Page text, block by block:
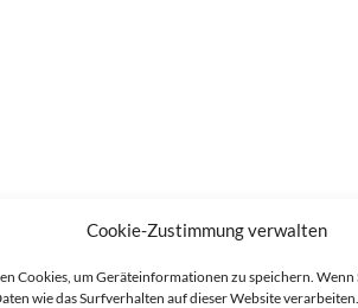
Cookie-Zustimmung verwalten
Cookies, um Geräteinformationen zu speichern. Wenn
wie das Surfverhalten auf dieser Website